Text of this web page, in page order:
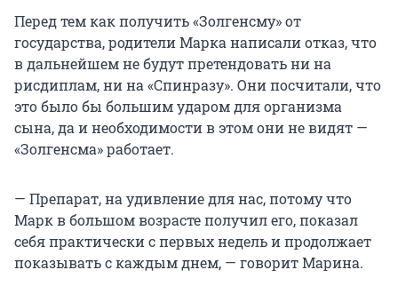
Перед тем как получить «Золгенсму» от
государства, родители Марка написали отказ, что
в дальнейшем не будут претендовать ни на
рисдиплам, ни на «Спинразу». Они посчитали, что
это было бы большим ударом для организма
сына, да и необходимости в этом они не видят —
«Золгенсма» работает.
— Препарат, на удивление для нас, потому что
Марк в большом возрасте получил его, показал
себя практически с первых недель и продолжает
показывать с каждым днем, — говорит Марина.